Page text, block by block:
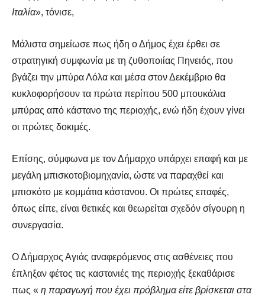
Ιταλία», τόνισε,
Μάλιστα σημείωσε πως ήδη ο Δήμος έχει έρθει σε
στρατηγική συμφωνία με τη ζυθοποιίας Πηνειός, που
βγάζει την μπύρα Λόλα και μέσα στον Δεκέμβριο θα
κυκλοφορήσουν τα πρώτα περίπου 500 μπουκάλια
μπύρας από κάστανο της περιοχής, ενώ ήδη έχουν γίνει
οι πρώτες δοκιμές.
Επίσης, σύμφωνα με τον Δήμαρχο υπάρχει επαφή και με
μεγάλη μπισκοτοβιομηχανία, ώστε να παραχθεί και
μπισκότο με κομμάτια κάστανου. Οι πρώτες επαφές,
όπως είπε, είναι θετικές και θεωρείται σχεδόν σίγουρη η
συνεργασία.
Ο Δήμαρχος Αγιάς αναφερόμενος στις ασθένειες που
έπληξαν φέτος τις καστανιές της περιοχής ξεκαθάρισε
πως « η παραγωγή που έχει πρόβλημα είτε βρίσκεται στα